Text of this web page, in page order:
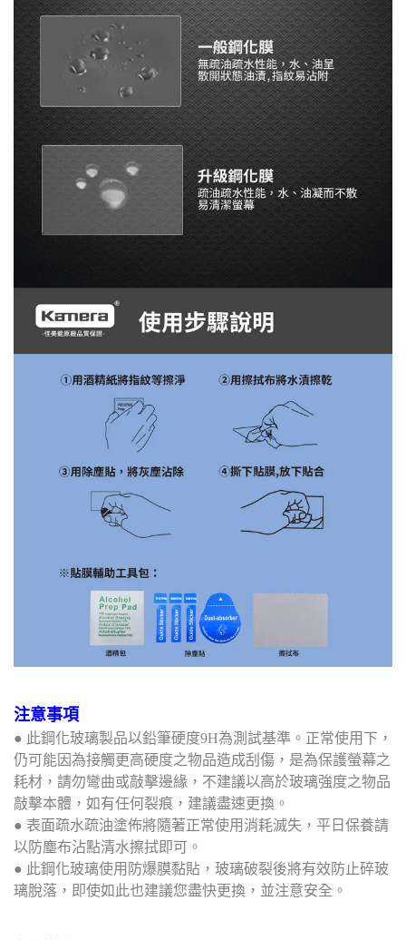
注意事項
● 此鋼化玻璃製品以鉛筆硬度9H為測試基準。正常使用下，
仍可能因為接觸更高硬度之物品造成刮傷，是為保護螢幕之
耗材，請勿彎曲或敲擊邊緣，不建議以高於玻璃強度之物品
敲擊本體，如有任何裂痕，建議盡速更換。
● 表面疏水疏油塗佈將隨著正常使用消耗滅失，平日保養請
以防塵布沾點清水擦拭即可。
● 此鋼化玻璃使用防爆膜黏貼，玻璃破裂後將有效防止碎玻
璃脫落，即使如此也建議您盡快更換，並注意安全。